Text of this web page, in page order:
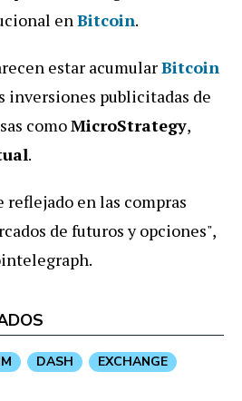
enBitcoin.
estar acumularBitcoin
inversiones publicitadas de
comoMicroStrategy,
.
reflejado en las compras
de futuros y opciones",
DASH
EXCHANGE